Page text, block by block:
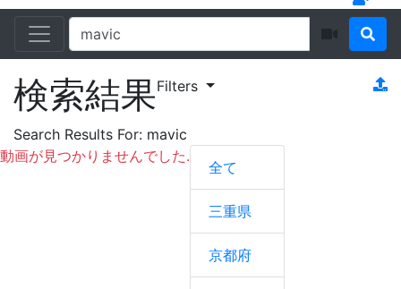
検索結果Filters
Search Results For: mavic
動画が見つかりませんでした.
全て
三重県
京都府